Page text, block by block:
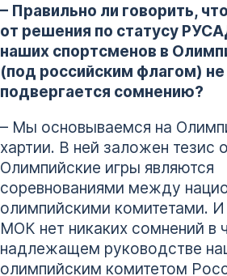
– Правильно ли говорить,
от решения по статусу
наших спортсменов в
(под российским флагом) не
подвергается сомнению?
– Мы основываемся на
хартии. В ней заложен тезис
Олимпийские игры являются
соревнованиями между
олимпийскими комитетами. И
МОК нет никаких сомнений в
надлежащем руководстве
олимпийским комитетом